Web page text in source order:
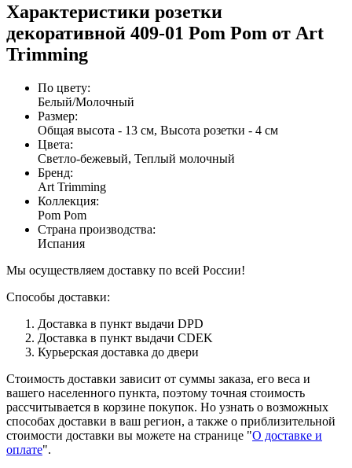
Характеристики розетки
декоративной 409-01 Pom Pom от Art
Trimming
По цвету:
Белый/Молочный
Размер:
Общая высота - 13 см, Высота розетки - 4 см
Цвета:
Светло-бежевый, Теплый молочный
Бренд:
Art Trimming
Коллекция:
Pom Pom
Страна производства:
Испания
Мы осуществляем доставку по всей России!
Способы доставки:
Доставка в пункт выдачи DPD
Доставка в пункт выдачи CDEK
Курьерская доставка до двери
Стоимость доставки зависит от суммы заказа, его веса и
вашего населенного пункта, поэтому точная стоимость
рассчитывается в корзине покупок. Но узнать о возможных
способах доставки в ваш регион, а также о приблизительной
стоимости доставки вы можете на странице "О доставке и
оплате".